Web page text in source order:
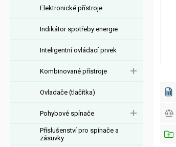
Elektronické přístroje
Indikátor spotřeby energie
Inteligentní ovládací prvek
Kombinované přístroje
Ovladače (tlačítka)
Pohybové spínače
Příslušenství pro spínače a
zásuvky